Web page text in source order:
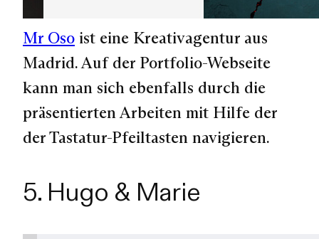
Mr Oso ist eine Kreativagentur aus
Madrid. Auf der Portfolio-Webseite
kann man sich ebenfalls durch die
präsentierten Arbeiten mit Hilfe der
der Tastatur-Pfeiltasten navigieren.
5. Hugo & Marie